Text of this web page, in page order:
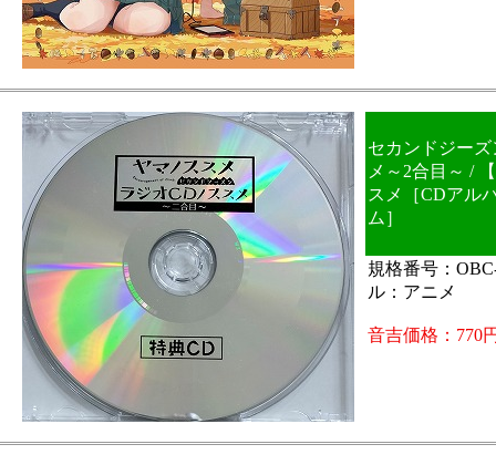
セカンドジー
メ～2合目～ /
スメ［CDアル
ム］
規格番号：
ル：アニメ
音吉価格：770